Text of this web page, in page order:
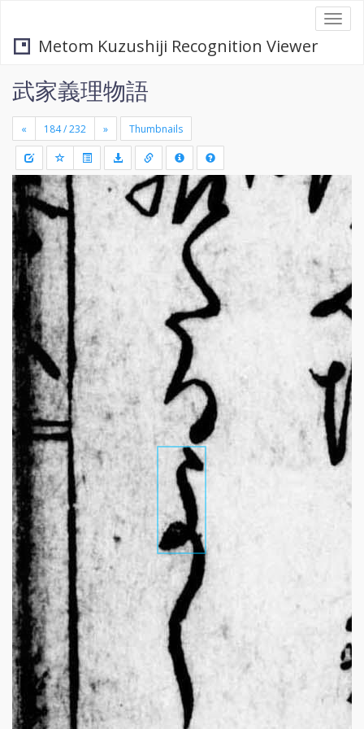
Metom Kuzushiji Recognition Viewer
武家義理物語
« » Thumbnails
+
-
Draw